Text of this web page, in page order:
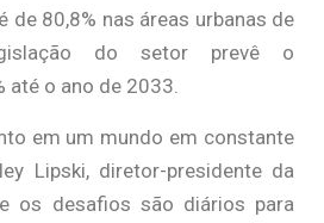
de 80,8% nas áreas urbanas de
do setor prevê o
até o ano de 2033.
em um mundo em constante
Lipski, diretor-presidente da
os desafios são diários para